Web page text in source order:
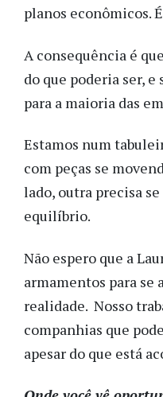
planos econômicos.
A consequência é
do que poderia ser,
para a maioria das
Estamos num
com peças se
lado, outra precisa
equilíbrio.
Não espero que a
armamentos para se
realidade. Nosso
companhias que
apesar do que está